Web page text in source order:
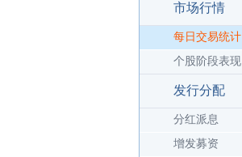
市场行情
每日交易统计
个股阶段表现
发行分配
分红派息
增发募资